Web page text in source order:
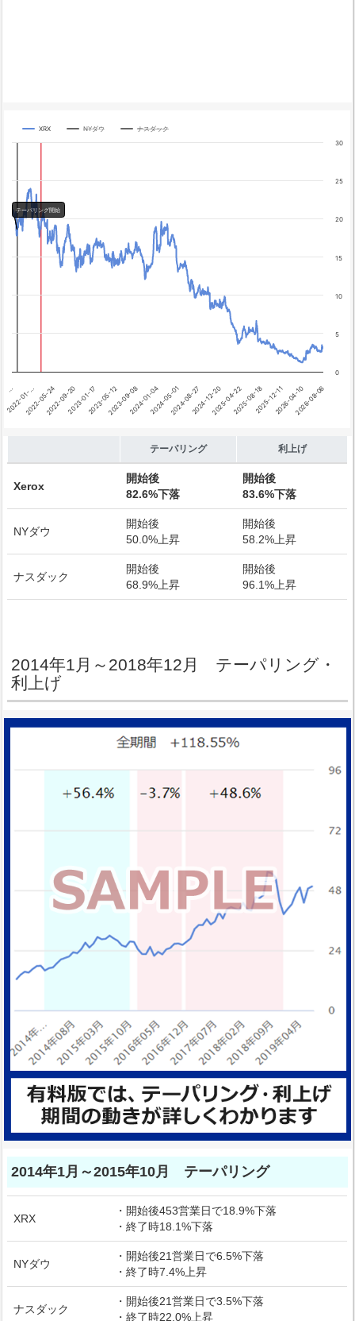
Chart
The chart has 1 X axis displaying categories.
The chart has 4 Y axes displaying yA0, yA1, yA2, and yA3.
Chart annotations summary
テーパリング開始
利上げ開始
テーパリング開始
XRX NYダウ ナスダック
…
2022-01-…2022-05-242022-09-202023-01-172023-05-122023-09-082024-01-042024-05-012024-08-272024-12-202025-04-222025-08-182025-12-112026-04-102026-08-06
0
5
10
15
20
25
30
テーパリング 利上げ
Xerox
開始後
82.6%下落
開始後
83.6%下落
NYダウ
開始後
50.0%上昇
開始後
58.2%上昇
ナスダック
開始後
68.9%上昇
開始後
96.1%上昇
2014年1月～2018年12月 テーパリング・
利上げ
2014年1月～2015年10月 テーパリング
XRX
・開始後453営業日で18.9%下落
・終了時18.1%下落
NYダウ
・開始後21営業日で6.5%下落
・終了時7.4%上昇
ナスダック
・開始後21営業日で3.5%下落
・終了時22.0%上昇